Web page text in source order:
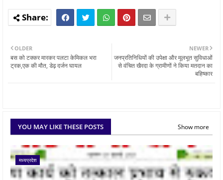
NEWER
जनप्रतिनिधियों की उपेक्षा और मूलभूत सुविधाओं
से वंचित खैरदा के ग्रामीणों ने किया मतदान का
बहिष्कार
OLDER
बस को टक्कर मारकर पलटा केमिकल भरा
ट्रक,एक की मौत, डेढ़ दर्जन घायल
YOU MAY LIKE THESE POSTS Show more
मध्यप्रदेश